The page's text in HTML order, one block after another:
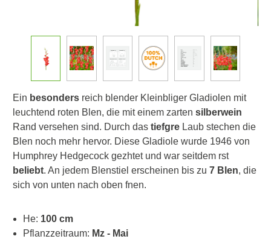
Ein besonders reich blender Kleinbliger Gladiolen mit
leuchtend roten Blen, die mit einem zarten silberwein
Rand versehen sind. Durch das tiefgre Laub stechen die
Blen noch mehr hervor. Diese Gladiole wurde 1946 von
Humphrey Hedgecock gezhtet und war seitdem rst
beliebt. An jedem Blenstiel erscheinen bis zu 7 Blen, die
sich von unten nach oben fnen.
He: 100 cm
Pflanzzeitraum: Mz - Mai